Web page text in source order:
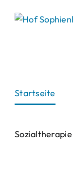
Startseite
Sozialtherapie